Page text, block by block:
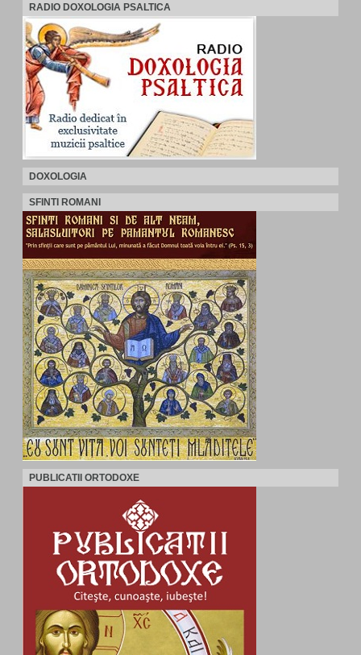
RADIO DOXOLOGIA PSALTICA
DOXOLOGIA
SFINTI ROMANI
PUBLICATII ORTODOXE